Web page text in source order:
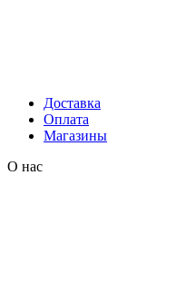
Доставка
Оплата
Магазины
О нас